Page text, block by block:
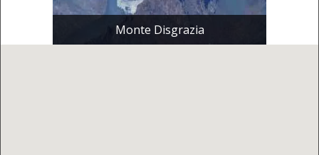
Monte Disgrazia